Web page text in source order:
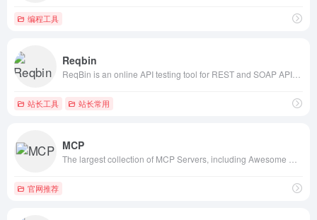
编程工具
Reqbin
站长工具 站长常用
MCP
官网推荐